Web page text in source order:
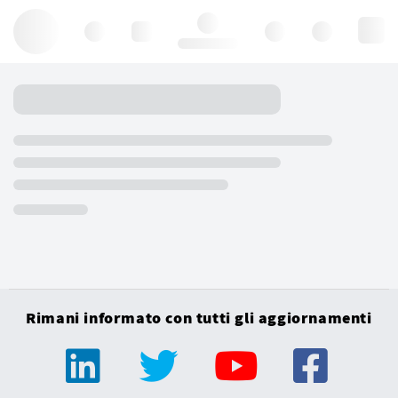
Rimani informato con tutti gli aggiornamenti